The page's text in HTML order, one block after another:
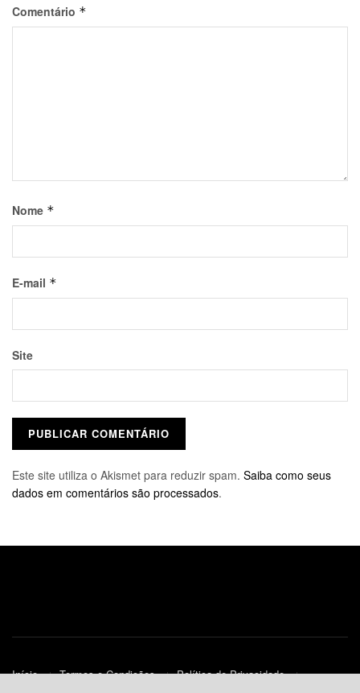
Comentário *
Nome *
E-mail *
Site
Este site utiliza o Akismet para reduzir spam. Saiba como seus
dados em comentários são processados.
Início Termos e Condições
Política de Privacidade